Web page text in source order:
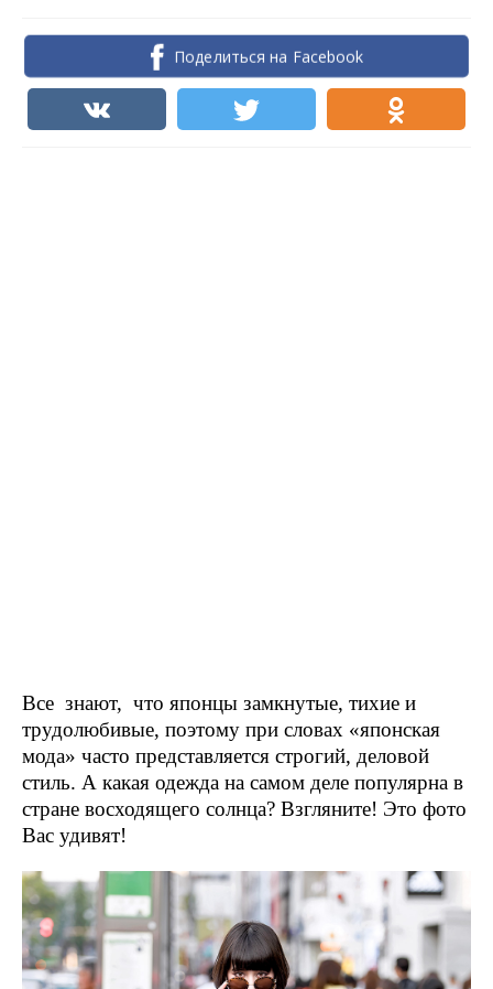
Поделиться на Facebook
Все знают, что японцы замкнутые, тихие и
трудолюбивые, поэтому при словах «японская
мода» часто представляется строгий, деловой
стиль. А какая одежда на самом деле популярна в
стране восходящего солнца? Взгляните! Это фото
Вас удивят!